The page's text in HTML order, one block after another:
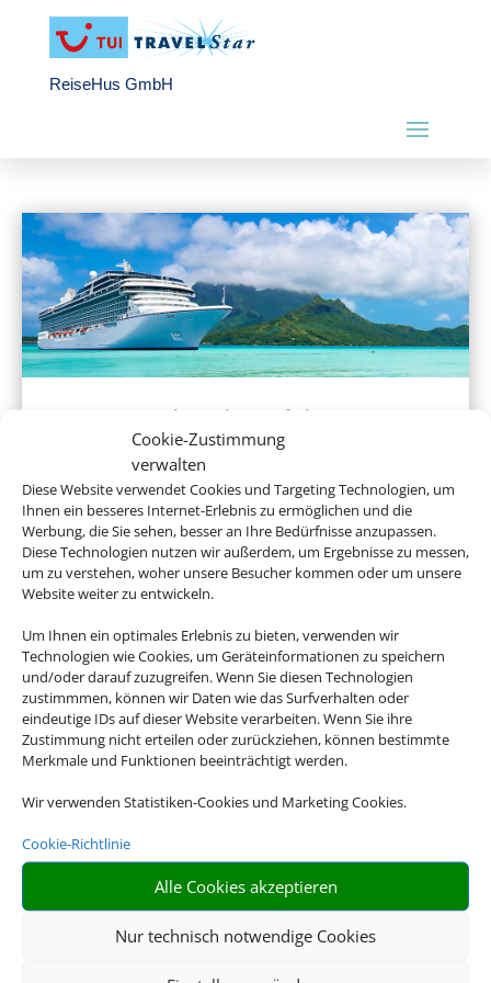
Cookie-Zustimmung
verwalten
Diese Website verwendet Cookies und Targeting Technologien, um
Ihnen ein besseres Internet-Erlebnis zu ermöglichen und die
Werbung, die Sie sehen, besser an Ihre Bedürfnisse anzupassen.
Diese Technologien nutzen wir außerdem, um Ergebnisse zu messen,
um zu verstehen, woher unsere Besucher kommen oder um unsere
Website weiter zu entwickeln.
Um Ihnen ein optimales Erlebnis zu bieten, verwenden wir
Technologien wie Cookies, um Geräteinformationen zu speichern
und/oder darauf zuzugreifen. Wenn Sie diesen Technologien
zustimmmen, können wir Daten wie das Surfverhalten oder
eindeutige IDs auf dieser Website verarbeiten. Wenn Sie ihre
Zustimmung nicht erteilen oder zurückziehen, können bestimmte
Merkmale und Funktionen beeinträchtigt werden.
Wir verwenden Statistiken-Cookies und Marketing Cookies.
Cookie-Richtlinie
Alle Cookies akzeptieren
Nur technisch notwendige Cookies
ReiseHus GmbH
Hochseekreuzfahrten
Flusskreuzfahrten
Empfehlungen für Ihre Reise
Sinnvolle Extras, die oft dazu gebucht werden.